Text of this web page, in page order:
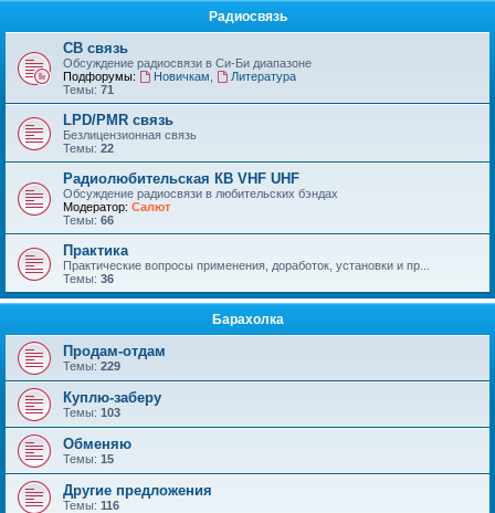
Радиосвязь
СВ связь
Обсуждение радиосвязи в Си-Би диапазоне
Подфорумы:
Новичкам
Литература
Темы: 71
LPD/PMR связь
Безлицензионная связь
Темы: 22
Радиолюбительская КВ VHF UHF
Обсуждение радиосвязи в любительских бэндах
Модератор: Салют
Темы: 66
Практика
Практические вопросы применения, доработок, установки и пр...
Темы: 36
Барахолка
Продам-отдам
Темы: 229
Куплю-заберу
Темы: 103
Обменяю
Темы: 15
Другие предложения
Темы: 116